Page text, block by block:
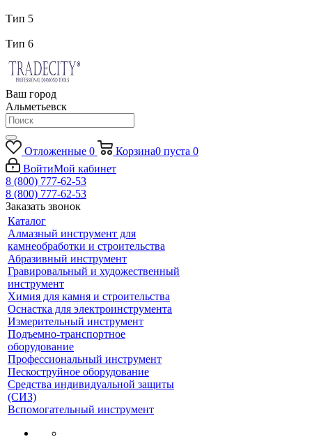
Тип 5
Тип 6
Ваш город
Альметьевск
Отложенные 0 Корзина0 пуста 0
ВойтиМой кабинет
8 (800) 777-62-53
8 (800) 777-62-53
Заказать звонок
Каталог
Алмазный инструмент для
камнеобработки и строительства
Абразивный инструмент
Гравировальный и художественный
инструмент
Химия для камня и строительства
Оснастка для электроинструмента
Измерительный инструмент
Подъемно-транспортное
оборудование
Профессиональный инструмент
Пескоструйное оборудование
Средства индивидуальной защиты
(СИЗ)
Вспомогательный инструмент